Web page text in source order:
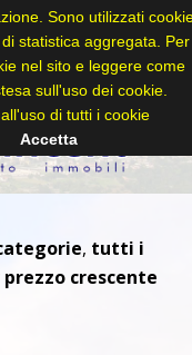
, tutti i
prezzo crescente
Sono utilizzati
statistica aggregata. Per
nel sito e leggere come
sull'uso dei cookie.
di tutti i cookie
Accetta